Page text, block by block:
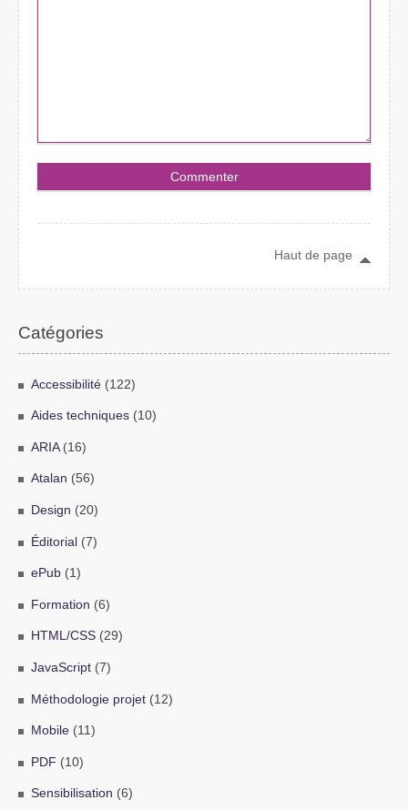
Haut de page
Catégories
Accessibilité(122)
Aides techniques(10)
ARIA(16)
Atalan (56)
Design (20)
Éditorial(7)
ePub(1)
Formation (6)
HTML/CSS(29)
JavaScript(7)
Méthodologie projet(12)
Mobile(11)
PDF (10)
Sensibilisation (6)